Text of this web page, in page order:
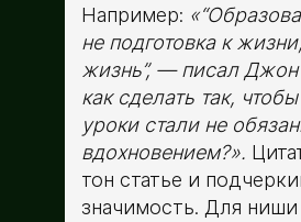
Например:
не подготовка к
жизнь”, — писал
как сделать так,
уроки стали не
вдохновением?».
тон статье и
значимость. Для ниши